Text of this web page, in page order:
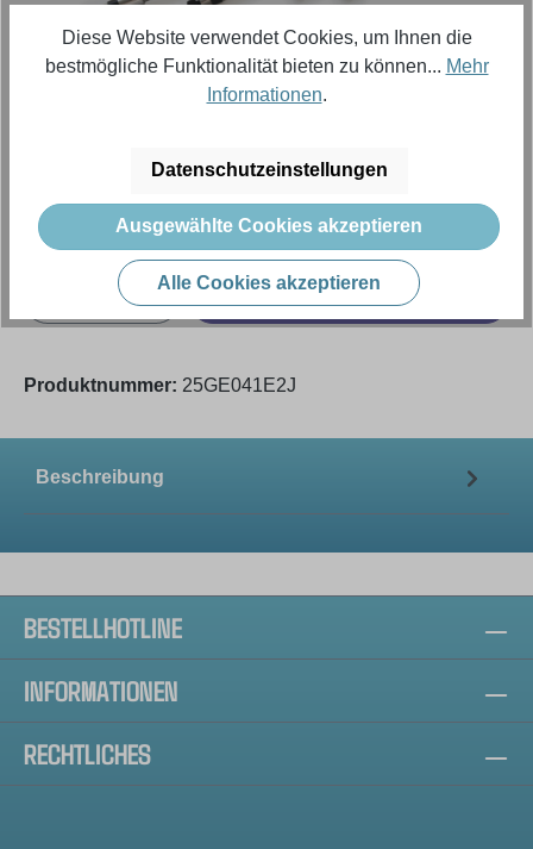
917,64 €
Preise exkl. MwSt. zzgl. Versandkosten
Produkt Anzahl: Gib den gewünschten
In den Warenkorb
Produktnummer: 25GE041E2J
Beschreibung
BESTELLHOTLINE
INFORMATIONEN
RECHTLICHES
Diese Website verwendet Cookies, um Ihnen die
bestmögliche Funktionalität bieten zu können... Mehr
Informationen.
Datenschutzeinstellungen
Ausgewählte Cookies akzeptieren
Alle Cookies akzeptieren